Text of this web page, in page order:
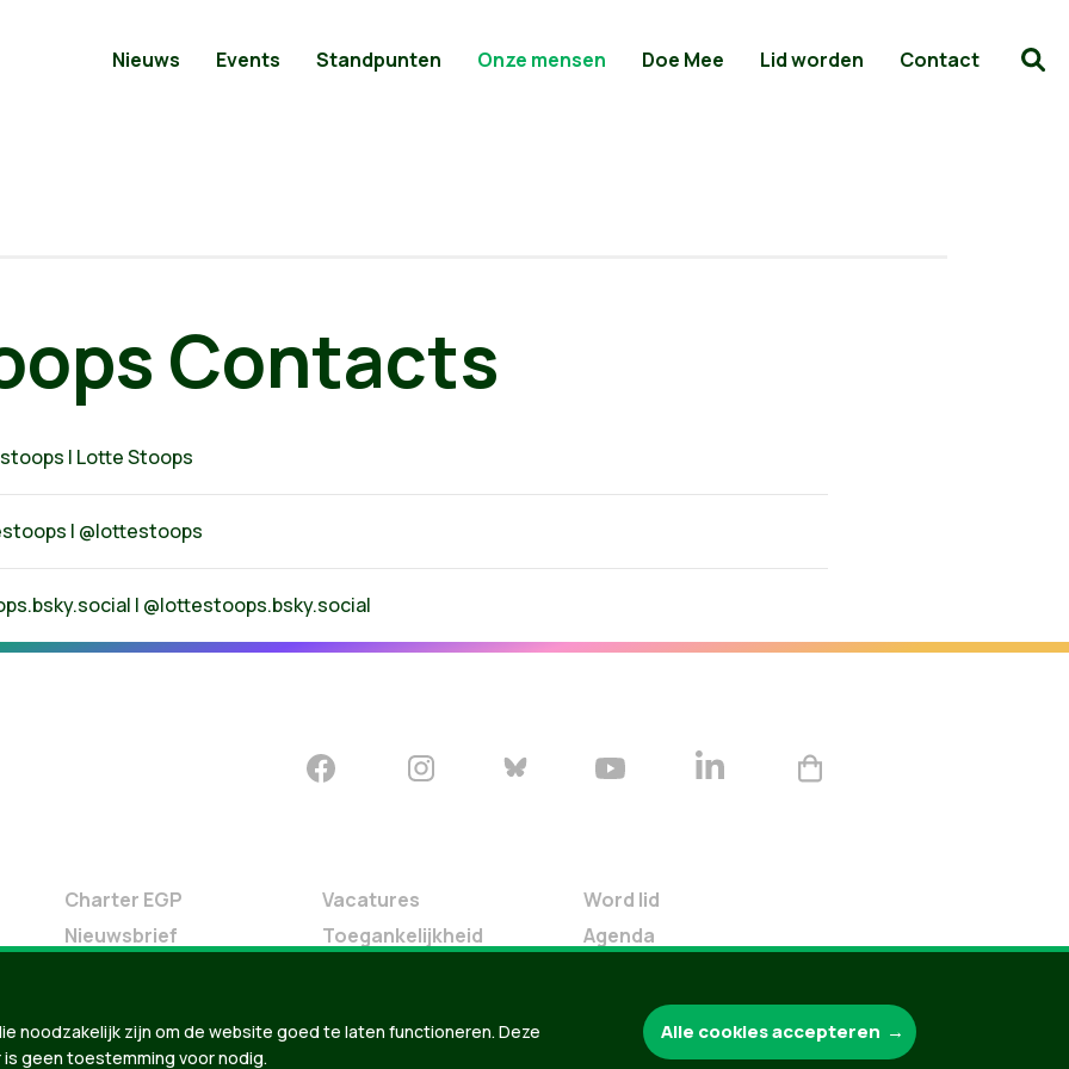
Nieuws Events Standpunten Onze mensen Doe Mee Lid worden Contact
Contacts
| Lotte Stoops
| @lottestoops
| @lottestoops.bsky.social
Charter EGP
Nieuwsbrief
Groen in je buurt
Vacatures
Toegankelijkheid
Word lid
Agenda
Verleng je lidmaatschap
Programma oktober 2024
noodzakelijk zijn om de website goed te laten functioneren. Deze
geen toestemming voor nodig.
Alle cookies accepteren